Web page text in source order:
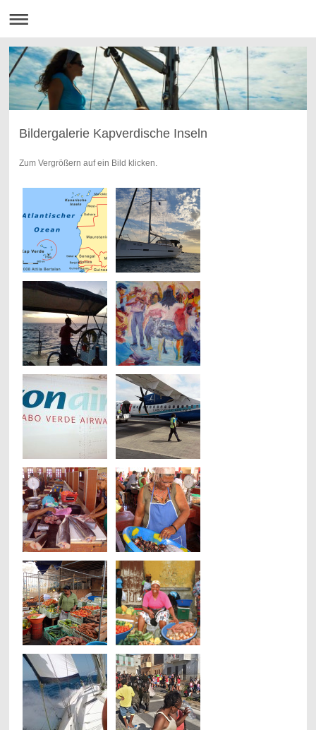
Bildergalerie Kapverdische Inseln
Zum Vergrößern auf ein Bild klicken.